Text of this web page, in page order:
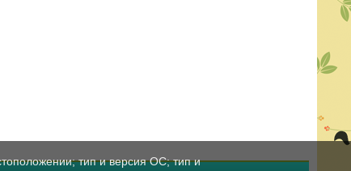
тип и версия ОС; тип и